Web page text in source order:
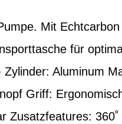
Mit
für
Aluminum
Griff:
Zusatzfeatures: